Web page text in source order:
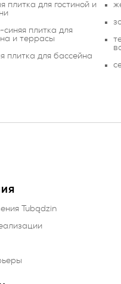
плитка для гостиной и
синяя плитка для
и террасы
плитка для бассейна
Tubądzin